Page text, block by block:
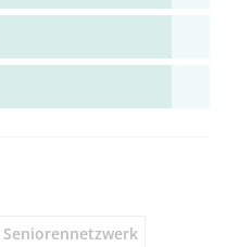
Seniorennetzwerk